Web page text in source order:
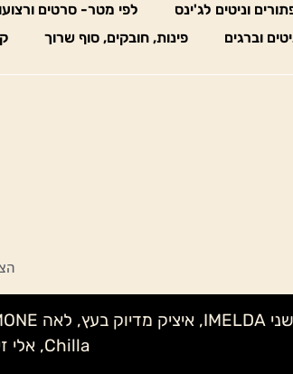
וניטים לג'ינס
לפי מטר- סרטים
וברגים
פינות, חובקים, סוף שרוך
Chilla, אלי זיתוני, אמלי בוטיק מעצבים, דפוס ארד